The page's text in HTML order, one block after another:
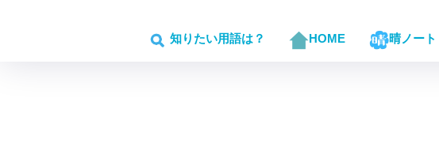
知りたい用語は？ HOME 晴ノート